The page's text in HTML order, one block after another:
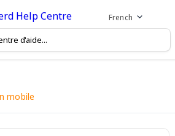
French
mobile